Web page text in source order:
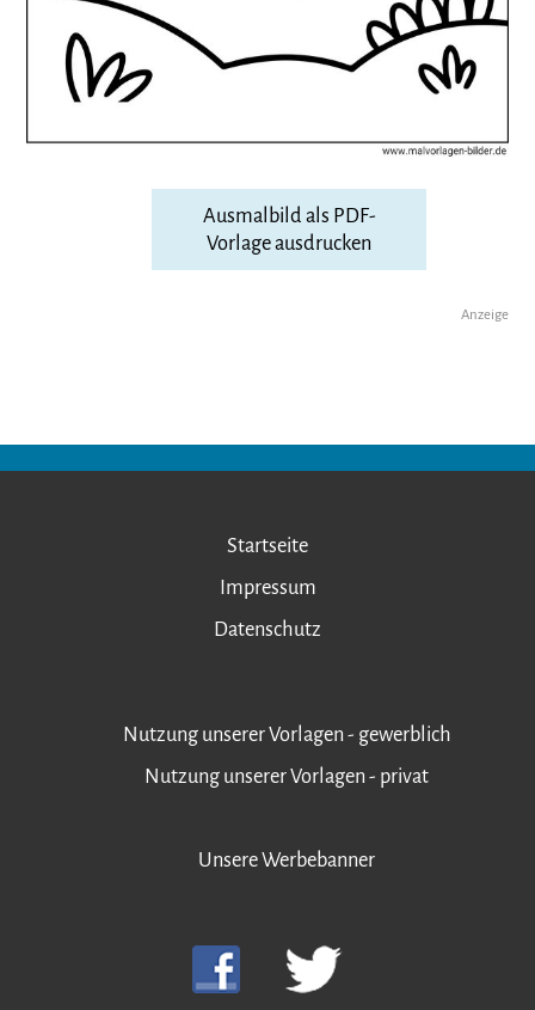
Ausmalbild als PDF-
Vorlage ausdrucken
Anzeige
Startseite
Impressum
Datenschutz
Nutzung unserer Vorlagen - gewerblich
Nutzung unserer Vorlagen - privat
Unsere Werbebanner